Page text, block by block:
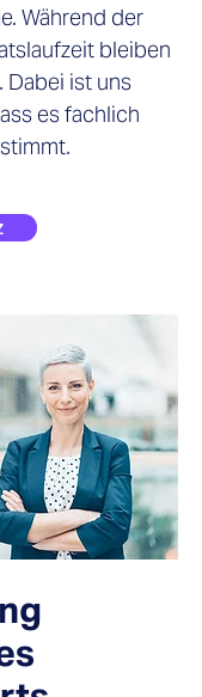
Während der
bleiben
Dabei ist uns
es fachlich